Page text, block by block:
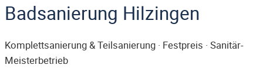
Badsanierung Hilzingen
Komplettsanierung & Teilsanierung · Festpreis · Sanitär-
Meisterbetrieb